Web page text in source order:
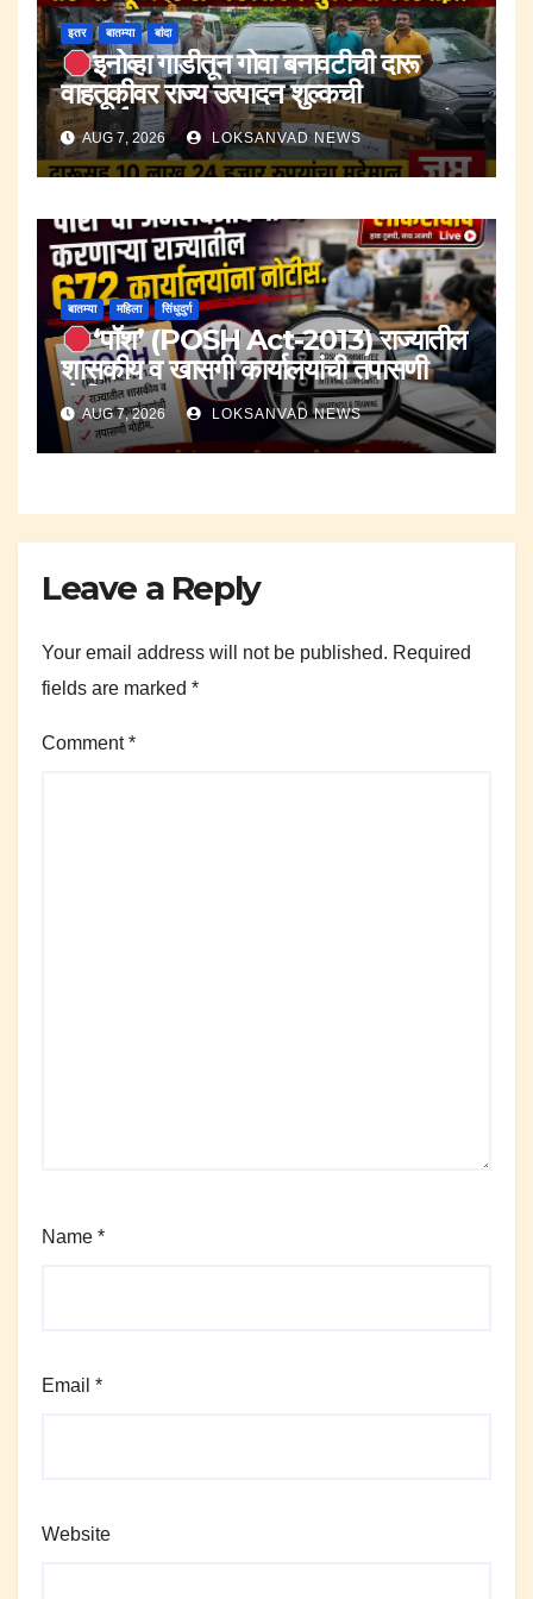
इतर बातम्या बांदा
इनोव्हा गाडीतून गोवा बनावटीची दारू
वाहतूकीवर राज्य उत्पादन शुल्कची
कारवाई.;दारूसह १० लाख २४ हजार रुपयांचा
मुद्देमाल जप्त.
AUG 7, 2026 LOKSANVAD NEWS
बातम्या महिला सिंधुदुर्ग
‘पॉश’ (POSH Act-2013) राज्यातील
शासकीय व खासगी कार्यालयांची तपासणी
मोहीम..
AUG 7, 2026 LOKSANVAD NEWS
Leave a Reply
Your email address will not be published. Required
fields are marked *
Comment*
Name *
Email *
Website